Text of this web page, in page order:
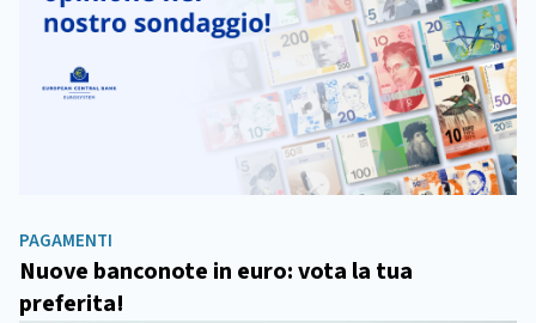
PAGAMENTI
Nuove banconote in euro: vota la tua
preferita!